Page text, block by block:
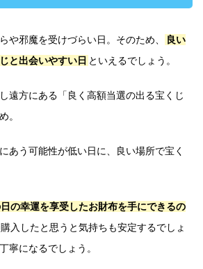
や邪魔を受けづらい日。そのため、
良い
と出会いやすい日 といえるでしょう。
遠方にある「良く高額当選の出る宝くじ
。
あう可能性が低い日に、良い場所で宝く
の幸運を享受したお財布を手にできるの
入したと思うと気持ちも安定するでしょ
寧になるでしょう。